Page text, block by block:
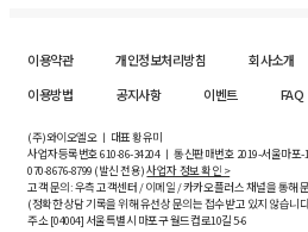
이용약관 개인정보처리방침 회사소개
이용방법
공지사항 이벤트 FAQ
(주)와이오엘오 ㅣ 대표 황유미
사업자등록번호610-86-34204ㅣ 통신판매번호 2019-서울마포
070-8676-8799 (발신 전용)사업자 정보 확인 >
고객 문의: 우측 고객센터 / 이메일 / 카카오플러스 채널을 통해
(정확한 상담 기록을 위해 유선상 문의는 접수받고 있지 않습니
주소 [04004] 서울특별시 마포구 월드컵로10길5-6